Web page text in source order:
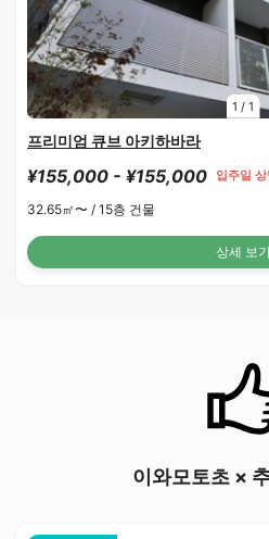
1 / 1
프리미엄 큐브 아키하바라
¥155,000 - ¥155,000 입주일
32.65㎡〜 / 15층 건물
상세 보기
이와모토초 ×